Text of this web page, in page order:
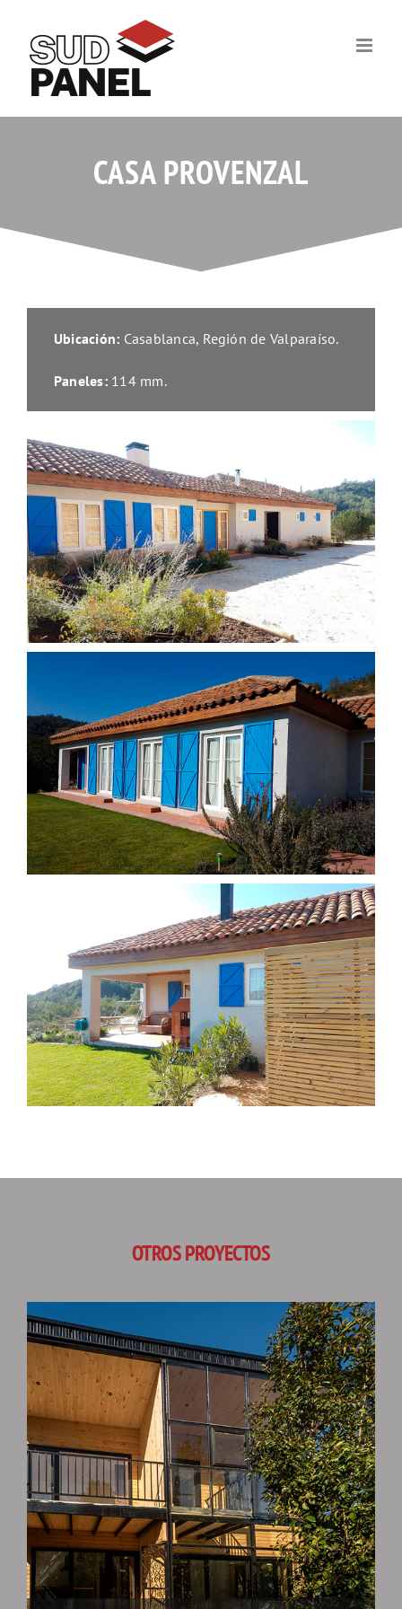
content
CASA PROVENZAL
Ubicación: Casablanca, Región de Valparaíso.
Paneles: 114 mm.
OTROS PROYECTOS